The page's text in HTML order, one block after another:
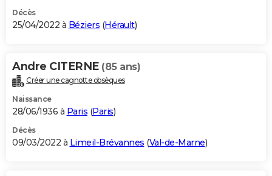
Décès
25/04/2022 à Béziers (Hérault)
Andre CITERNE (85 ans)
Créer une cagnotte obsèques
Naissance
28/06/1936 à Paris (Paris)
Décès
09/03/2022 à Limeil-Brévannes (Val-de-Marne)